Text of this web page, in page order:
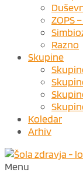
ZOPS
Razno
Skupine
Koledar
Arhiv
Menu